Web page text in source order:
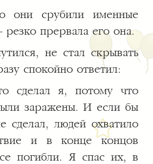
они срубили именные
резко прервала его она.
не стал скрывать
спокойно ответил:
сделал я, потому что
заражены. И если бы
сделал, людей охватило
и в конце концов
погибли. Я спас их, в